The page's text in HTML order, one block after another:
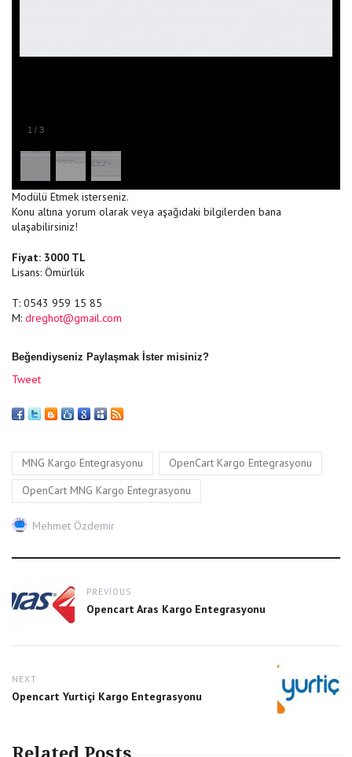
1 / 3
Modülü Etmek isterseniz.
Konu altına yorum olarak veya aşağıdaki bilgilerden bana
ulaşabilirsiniz!
Fiyat: 3000 TL
Lisans: Ömürlük
T: 0543 959 15 85
M: dreghot@gmail.com
Beğendiyseniz Paylaşmak İster misiniz?
Tweet
Tags
MNG Kargo Entegrasyonu OpenCart Kargo Entegrasyonu
OpenCart MNG Kargo Entegrasyonu
Author
Mehmet Özdemir
navigation
PREVIOUS
Previous
Opencart Aras Kargo Entegrasyonu
NEXT
Next
Opencart Yurtiçi Kargo Entegrasyonu